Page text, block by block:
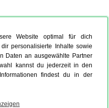
Website optimal für dich
personalisierte Inhalte sowie
Daten an ausgewählte Partner
kannst du jederzeit in den
findest du in der